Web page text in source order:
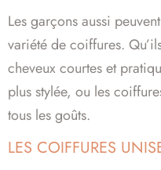
Les garçons aussi
variété de coiffures.
cheveux courtes et
plus stylée, ou les
tous les goûts.
LES COIFFURES